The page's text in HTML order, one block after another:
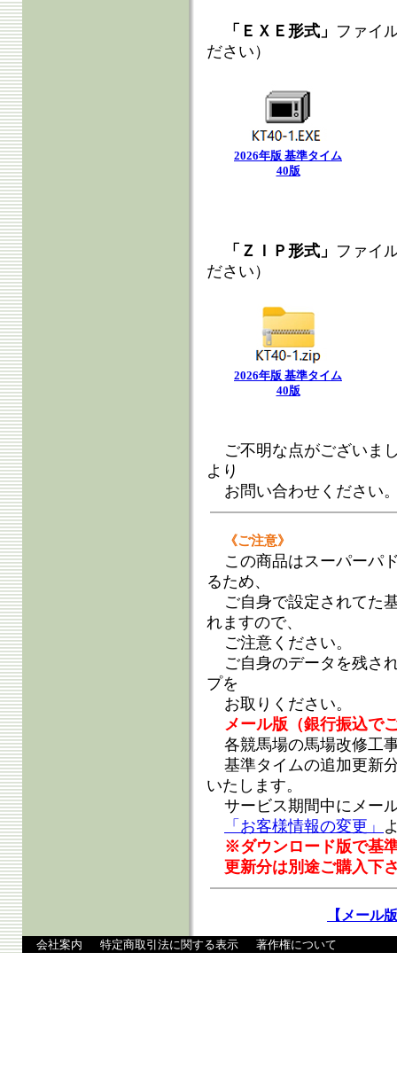
「ＥＸＥ形式」 ファイ
ださい）
2026年版 基準タイム
40版
「ＺＩＰ形式」 ファイ
ださい）
2026年版 基準タイム
40版
ご不明な点がございま
より
お問い合わせください
《ご注意》
この商品はスーパーパ
るため、
ご自身で設定されてた
れますので、
ご注意ください。
ご自身のデータを残さ
プを
お取りください。
メール版（銀行振込で
各競馬場の馬場改修工
基準タイムの追加更新
いたします。
サービス期間中にメー
「お客様情報の変更」
※ダウンロード版で基
更新分は別途ご購入下
【メール
会社案内 特定商取引法に関する表示 著作権について